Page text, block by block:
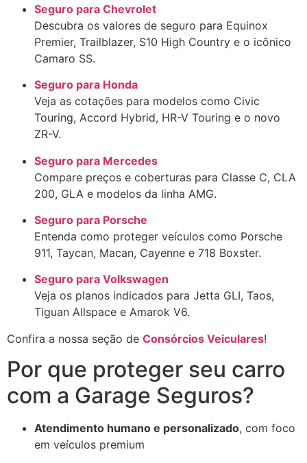
Seguro para Chevrolet
Descubra os valores de seguro para Equinox
Premier, Trailblazer, S10 High Country e o icônico
Camaro SS.
Seguro para Honda
Veja as cotações para modelos como Civic
Touring, Accord Hybrid, HR-V Touring e o novo
ZR-V.
Seguro para Mercedes
Compare preços e coberturas para Classe C, CLA
200, GLA e modelos da linha AMG.
Seguro para Porsche
Entenda como proteger veículos como Porsche
911, Taycan, Macan, Cayenne e 718 Boxster.
Seguro para Volkswagen
Veja os planos indicados para Jetta GLI, Taos,
Tiguan Allspace e Amarok V6.
Confira a nossa seção de Consórcios Veiculares!
Por que proteger seu carro
com a Garage Seguros?
Atendimento humano e personalizado, com foco
em veículos premium